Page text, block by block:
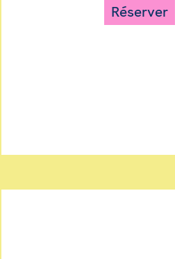
Réserver